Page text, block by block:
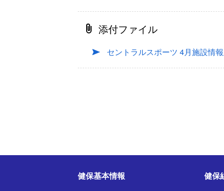
添付ファイル
セントラルスポーツ 4月施設情
健保基本情報 健保